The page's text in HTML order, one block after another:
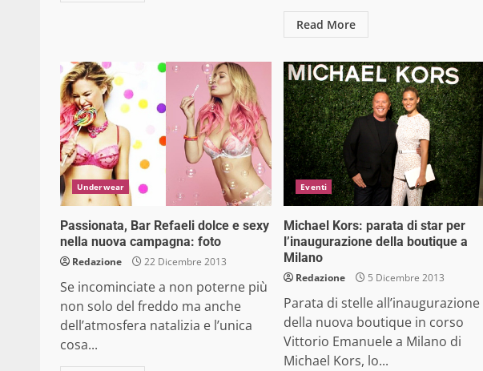
Read More
Underwear
Passionata, Bar Refaeli dolce e sexy
nella nuova campagna: foto
Redazione 22 Dicembre 2013
Se incominciate a non poterne più
non solo del freddo ma anche
dell’atmosfera natalizia e l’unica
cosa...
Eventi
Michael Kors: parata di star per
l’inaugurazione della boutique a
Milano
Redazione 5 Dicembre 2013
Parata di stelle all’inaugurazione
della nuova boutique in corso
Vittorio Emanuele a Milano di
Michael Kors, lo...